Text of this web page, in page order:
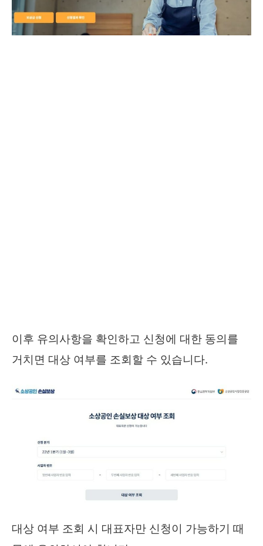
이후 유의사항을 확인하고 신청에 대한 동의를
거치면 대상 여부를 조회할 수 있습니다.
대상 여부 조회 시 대표자만 신청이 가능하기 때